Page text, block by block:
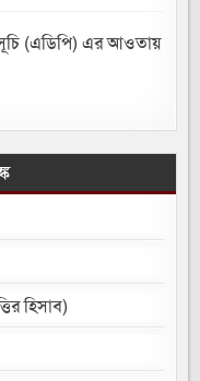
(এডিপি) এর আওতায়
হিসাব)